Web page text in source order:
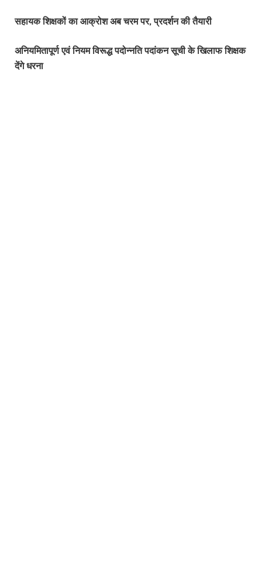
सहायक शिक्षकों का आक्रोश अब चरम पर, प्रदर्शन की तैयारी
अनियमितापूर्ण एवं नियम विरूद्ध पदोन्नति पदांकन सूची के खिलाफ शिक्षक
देंगे धरना